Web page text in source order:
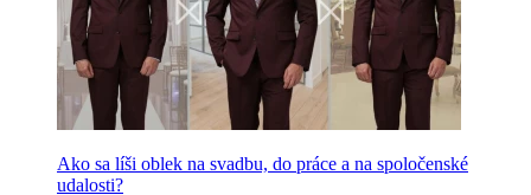
Ako sa líši oblek na svadbu, do práce a na spoločenské
udalosti?